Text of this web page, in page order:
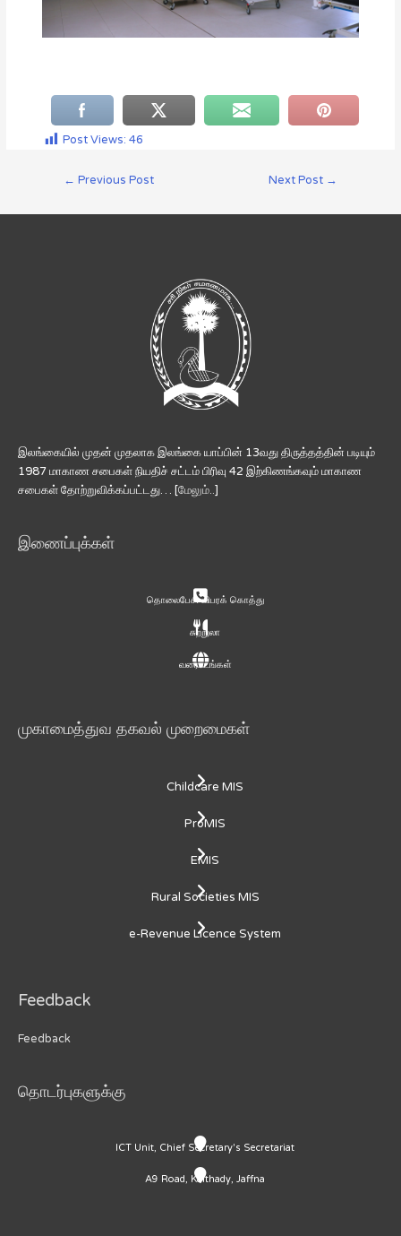
Post Views: 46
← Previous Post Next Post →
இலங்கையில் முதன் முதலாக இலங்கை யாப்பின் 13வது திருத்தத்தின் படியும்
1987 மாகாண சபைகள் நியதிச் சட்டம் பிரிவு 42 இற்கிணங்கவும் மாகாண
சபைகள் தோற்றுவிக்கப்பட்டது… [மேலும்..]
இணைப்புக்கள்
தொலைபேசி விபரக் கொத்து
சுற்றுலா
வரைபடங்கள்
முகாமைத்துவ தகவல் முறைமைகள்
Childcare MIS
ProMIS
EMIS
Rural Societies MIS
e-Revenue Licence System
Feedback
Feedback
தொடர்புகளுக்கு
ICT Unit, Chief Secretary's Secretariat
A9 Road, Kaithady, Jaffna